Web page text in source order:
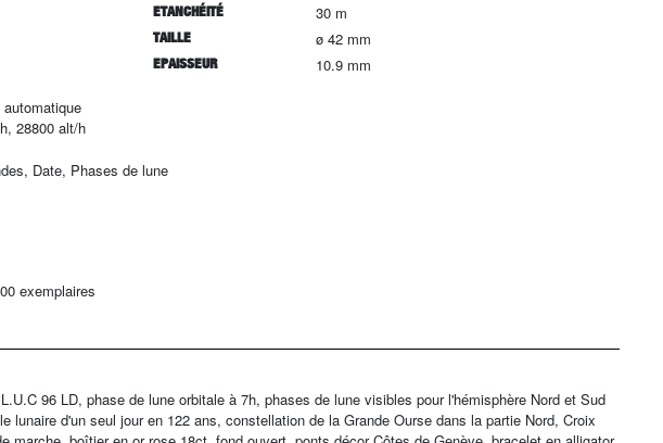
ETANCHÉITÉ 30 m
TAILLE ø 42 mm
EPAISSEUR 10.9 mm
28800 alt/h
Date, Phases de lune
exemplaires
96 LD, phase de lune orbitale à 7h, phases de lune visibles pour l'hémisphère Nord et Sud
lunaire d'un seul jour en 122 ans, constellation de la Grande Ourse dans la partie Nord, Croix